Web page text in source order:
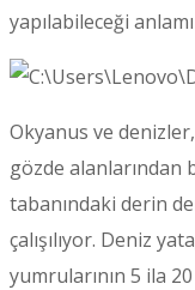
yapılabileceği
Okyanus ve
gözde alanlarından
tabanındaki derin
çalışılıyor. Deniz
yumrularının 5 ila